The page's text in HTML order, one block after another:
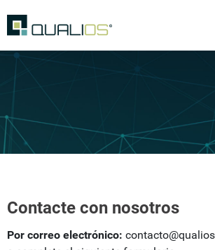
Contacte con nosotros
Por correo electrónico: